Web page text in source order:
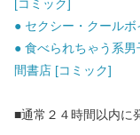
[コミック]
● セクシー・クール
● 食べられちゃう系
間書店 [コミック]
■通常２４時間以内に